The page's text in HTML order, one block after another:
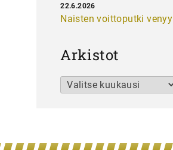
Naisten voittoputki venyy
22.6.2026
Arkistot
Arkistot